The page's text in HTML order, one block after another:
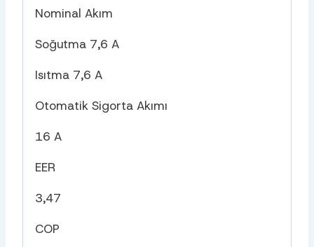
Nominal Akım
Soğutma 7,6 A
Isıtma 7,6 A
Otomatik Sigorta Akımı
16 A
EER
3,47
COP